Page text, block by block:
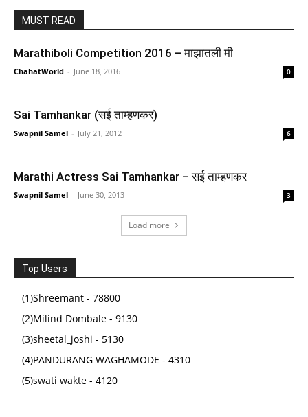
The Psychology of Money
(as of August 5, 2026 16:50 GMT +05:30 -
MUST READ
Marathiboli Competition 2016 – माझातली मी
ChahatWorld - June 18, 2016 0
Sai Tamhankar (सई ताम्हणकर)
Swapnil Samel - July 21, 2012 6
Marathi Actress Sai Tamhankar – सई ताम्हणकर
Swapnil Samel - June 30, 2013 3
Load more
Top Users
(1)Shreemant - 78800
(2)Milind Dombale - 9130
(3)sheetal_joshi - 5130
(4)PANDURANG WAGHAMODE - 4310
(5)swati wakte - 4120